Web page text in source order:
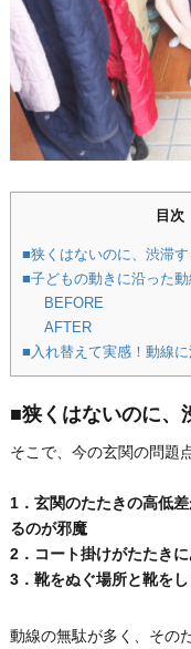
目次
■狭くはないのに、渋滞す
■子どもの動きに沿った
BEFORE
AFTER
■入れ替えて実感！動線
■狭くはないのに、
そこで、今の玄関の問題
1．玄関のたたきの高低
るのが邪魔
2．コート掛けがたたき
3．靴をぬぐ場所と靴を
動線の無駄が多く、その